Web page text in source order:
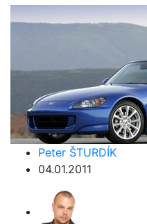
Peter ŠTURDÍK
04.01.2011